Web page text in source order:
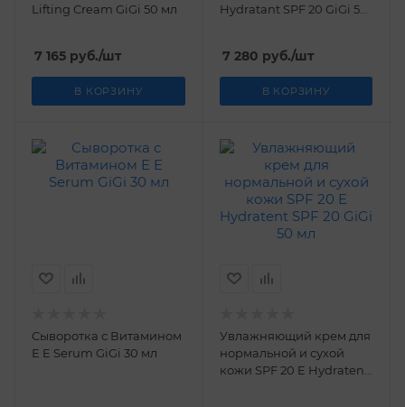
Lifting Cream GiGi 50 мл
7 165 руб./шт
В КОРЗИНУ
Hydratant SPF 20 GiGi 50
7 280 руб./шт
В КОРЗИНУ
Сыворотка с Витамином
Е E Serum GiGi 30 мл
Увлажняющий крем для
нормальной и сухой
кожи SPF 20 E Hydratent